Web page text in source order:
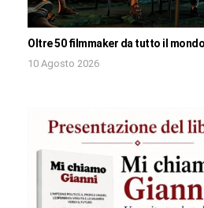
Oltre 50 filmmaker da tutto il
10 Agosto 2026